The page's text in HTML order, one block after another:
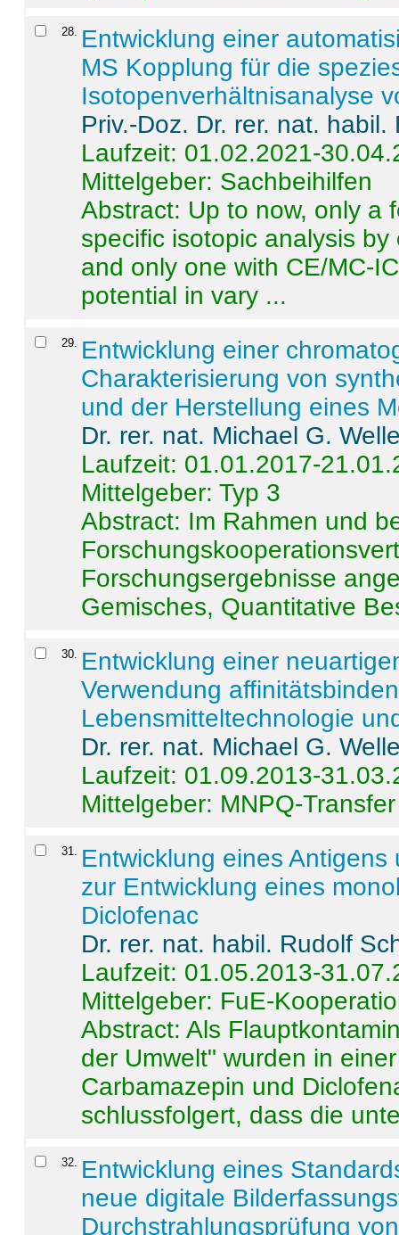
28. Entwicklung einer
MS Kopplung für die
Isotopenverhältnisanalyse
Priv.-Doz. Dr. rer. nat.
Laufzeit: 01.02.2021-
Mittelgeber: Sachbeihilfen
Abstract: Up to now, only a
specific isotopic analysis
and only one with CE/MC-
potential in vary ...
29. Entwicklung einer
Charakterisierung von
und der Herstellung eines
Dr. rer. nat. Michael G.
Laufzeit: 01.01.2017-
Mittelgeber: Typ 3
Abstract: Im Rahmen und
Forschungsergebnisse
Gemisches, Quantitative
30. Entwicklung einer
Verwendung
Lebensmitteltechnologie
Dr. rer. nat. Michael G.
Laufzeit: 01.09.2013-
Mittelgeber: MNPQ-Transfer
31. Entwicklung eines
zur Entwicklung eines
Diclofenac
Dr. rer. nat. habil. Rudolf
Laufzeit: 01.05.2013-
Mittelgeber: FuE-
Abstract:Als
der Umwelt" wurden in
Carbamazepin und
schlussfolgert, dass die
32. Entwicklung eines
neue digitale
Durchstrahlungsprüfung